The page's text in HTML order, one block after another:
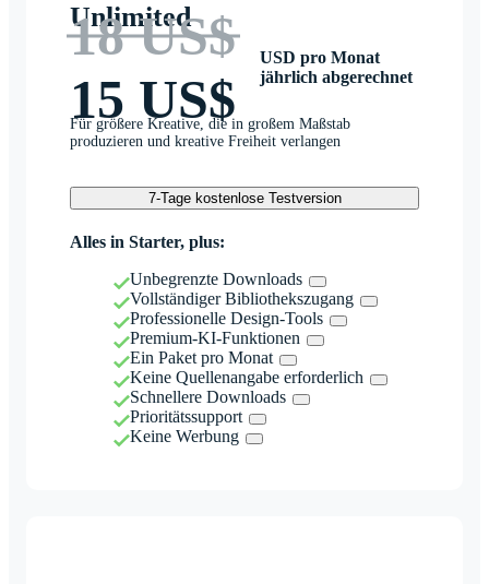
Unlimited
18 US$
15 US$
USD pro Monat
jährlich abgerechnet
Für größere Kreative, die in großem Maßstab
produzieren und kreative Freiheit verlangen
7-Tage kostenlose Testversion
Alles in Starter, plus:
Unbegrenzte Downloads
Vollständiger Bibliothekszugang
Professionelle Design-Tools
Premium-KI-Funktionen
Ein Paket pro Monat
Keine Quellenangabe erforderlich
Schnellere Downloads
Prioritätssupport
Keine Werbung